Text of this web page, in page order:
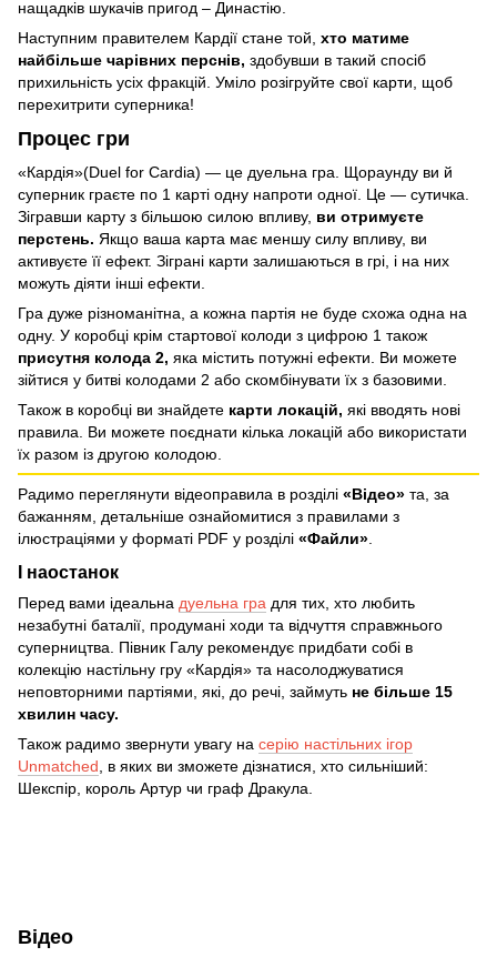
нащадків шукачів пригод – Династію.
Наступним правителем Кардії стане той, хто матиме
найбільше чарівних перснів, здобувши в такий спосіб
прихильність усіх фракцій. Уміло розігруйте свої карти, щоб
перехитрити суперника!
Процес гри
«Кардія»(Duel for Cardia) — це дуельна гра. Щораунду ви й
суперник граєте по 1 карті одну напроти одної. Це — сутичка.
Зігравши карту з більшою силою впливу, ви отримуєте
перстень. Якщо ваша карта має меншу силу впливу, ви
активуєте її ефект. Зіграні карти залишаються в грі, і на них
можуть діяти інші ефекти.
Гра дуже різноманітна, а кожна партія не буде схожа одна на
одну. У коробці крім стартової колоди з цифрою 1 також
присутня колода 2, яка містить потужні ефекти. Ви можете
зійтися у битві колодами 2 або скомбінувати їх з базовими.
Також в коробці ви знайдете карти локацій, які вводять нові
правила. Ви можете поєднати кілька локацій або використати
їх разом із другою колодою.
Радимо переглянути відеоправила в розділі «Відео» та, за
бажанням, детальніше ознайомитися з правилами з
ілюстраціями у форматі PDF у розділі «Файли»
І наостанок
Перед вами ідеальна дуельна гра для тих, хто любить
незабутні баталії, продумані ходи та відчуття справжнього
суперництва. Півник Галу рекомендує придбати собі в
колекцію настільну гру «Кардія» та насолоджуватися
неповторними партіями, які, до речі, займуть не більше 15
хвилин часу.
Також радимо звернути увагу на серію настільних ігор
Unmatched, в яких ви зможете дізнатися, хто сильніший:
Шекспір, король Артур чи граф Дракула.
Відео